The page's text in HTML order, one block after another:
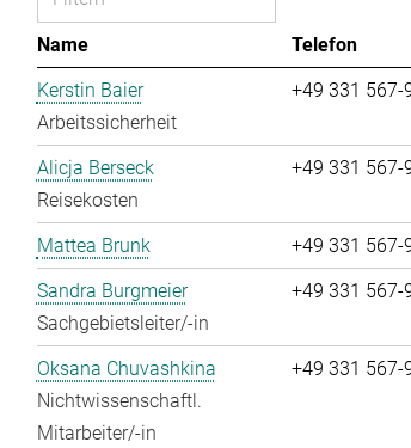
Name Telefon
Kerstin Baier
Arbeitssicherheit
+49 331 567-
Alicja Berseck
Reisekosten
+49 331 567-
Mattea Brunk
+49 331 567-
Sandra Burgmeier
Sachgebietsleiter/-in
+49 331 567-
Oksana Chuvashkina
Nichtwissenschaftl.
Mitarbeiter/-in
+49 331 567-